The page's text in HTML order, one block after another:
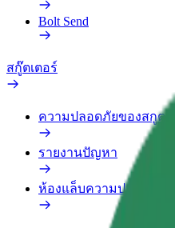
Bolt Send
สกู๊ตเตอร์
ความปลอดภัยของสกูตเต
รายงานปัญหา
ห้องแล็บความปลอดภัย